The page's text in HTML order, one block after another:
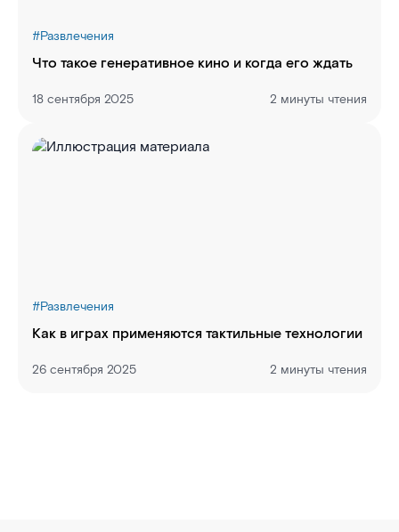
#Развлечения
Что такое генеративное кино и когда его ждать
18 сентября 2025 2 минуты чтения
#Развлечения
Как в играх применяются тактильные технологии
26 сентября 2025 2 минуты чтения